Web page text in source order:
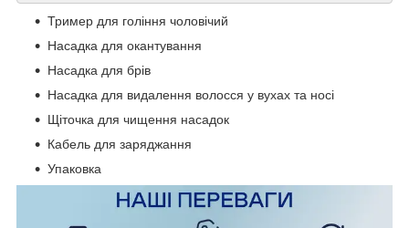
Тример для гоління чоловічий
Насадка для окантування
Насадка для брів
Насадка для видалення волосся у вухах та носі
Щіточка для чищення насадок
Кабель для заряджання
Упаковка